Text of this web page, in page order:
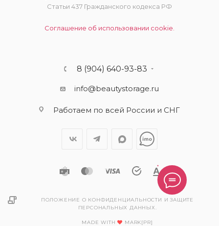
Статьи 437 Гражданского кодекса РФ
Соглашение об использовании cookie.
8 (904) 640-93-83
info@beautystorage.ru
Работаем по всей России и СНГ
ПОЛОЖЕНИЕ О КОНФИДЕНЦИАЛЬНОСТИ И ЗАЩИТЕ
ПЕРСОНАЛЬНЫХ ДАННЫХ.
MADE WITH MARK[PR]